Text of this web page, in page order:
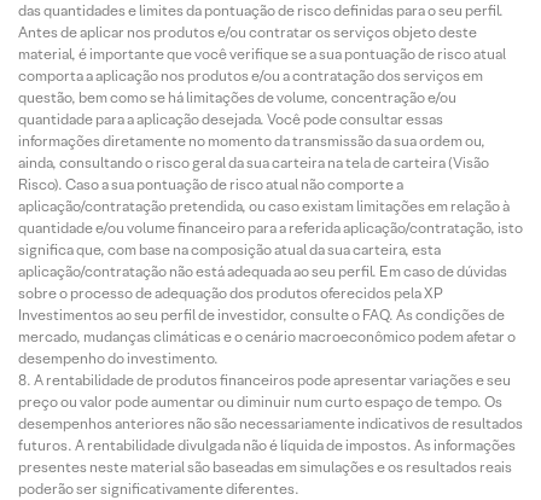
das quantidades e limites da pontuação de risco definidas para o seu perfil.
Antes de aplicar nos produtos e/ou contratar os serviços objeto deste
material, é importante que você verifique se a sua pontuação de risco atual
comporta a aplicação nos produtos e/ou a contratação dos serviços em
questão, bem como se há limitações de volume, concentração e/ou
quantidade para a aplicação desejada. Você pode consultar essas
informações diretamente no momento da transmissão da sua ordem ou,
ainda, consultando o risco geral da sua carteira na tela de carteira (Visão
Risco). Caso a sua pontuação de risco atual não comporte a
aplicação/contratação pretendida, ou caso existam limitações em relação à
quantidade e/ou volume financeiro para a referida aplicação/contratação, isto
significa que, com base na composição atual da sua carteira, esta
aplicação/contratação não está adequada ao seu perfil. Em caso de dúvidas
sobre o processo de adequação dos produtos oferecidos pela XP
Investimentos ao seu perfil de investidor, consulte o FAQ. As condições de
mercado, mudanças climáticas e o cenário macroeconômico podem afetar o
desempenho do investimento.
A rentabilidade de produtos financeiros pode apresentar variações e seu
preço ou valor pode aumentar ou diminuir num curto espaço de tempo. Os
desempenhos anteriores não são necessariamente indicativos de resultados
futuros. A rentabilidade divulgada não é líquida de impostos. As informações
presentes neste material são baseadas em simulações e os resultados reais
poderão ser significativamente diferentes.